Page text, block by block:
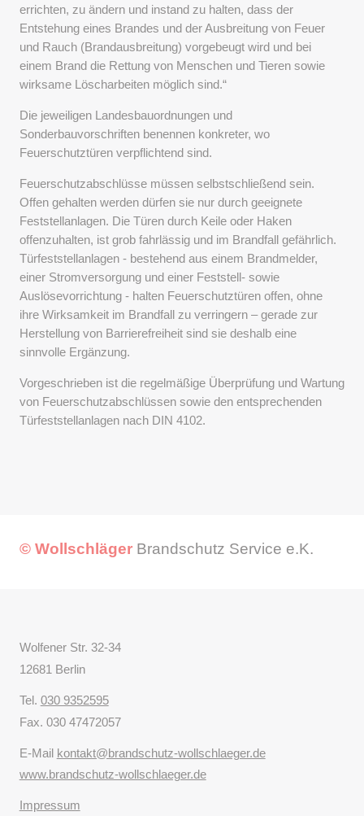
errichten, zu ändern und instand zu halten, dass der
Entstehung eines Brandes und der Ausbreitung von Feuer
und Rauch (Brandausbreitung) vorgebeugt wird und bei
einem Brand die Rettung von Menschen und Tieren sowie
wirksame Löscharbeiten möglich sind.“
Die jeweiligen Landesbauordnungen und
Sonderbauvorschriften benennen konkreter, wo
Feuerschutztüren verpflichtend sind.
Feuerschutzabschlüsse müssen selbstschließend sein.
Offen gehalten werden dürfen sie nur durch geeignete
Feststellanlagen. Die Türen durch Keile oder Haken
offenzuhalten, ist grob fahrlässig und im Brandfall gefährlich.
Türfeststellanlagen - bestehend aus einem Brandmelder,
einer Stromversorgung und einer Feststell- sowie
Auslösevorrichtung - halten Feuerschutztüren offen, ohne
ihre Wirksamkeit im Brandfall zu verringern – gerade zur
Herstellung von Barrierefreiheit sind sie deshalb eine
sinnvolle Ergänzung.
Vorgeschrieben ist die regelmäßige Überprüfung und Wartung
von Feuerschutzabschlüssen sowie den entsprechenden
Türfeststellanlagen nach DIN 4102.
© WollschlägerBrandschutz Service e.K.
Wolfener Str. 32-34
12681 Berlin
Tel. 030 9352595
Fax. 030 47472057
E-Mail kontakt@brandschutz-wollschlaeger.de
www.brandschutz-wollschlaeger.de
Impressum